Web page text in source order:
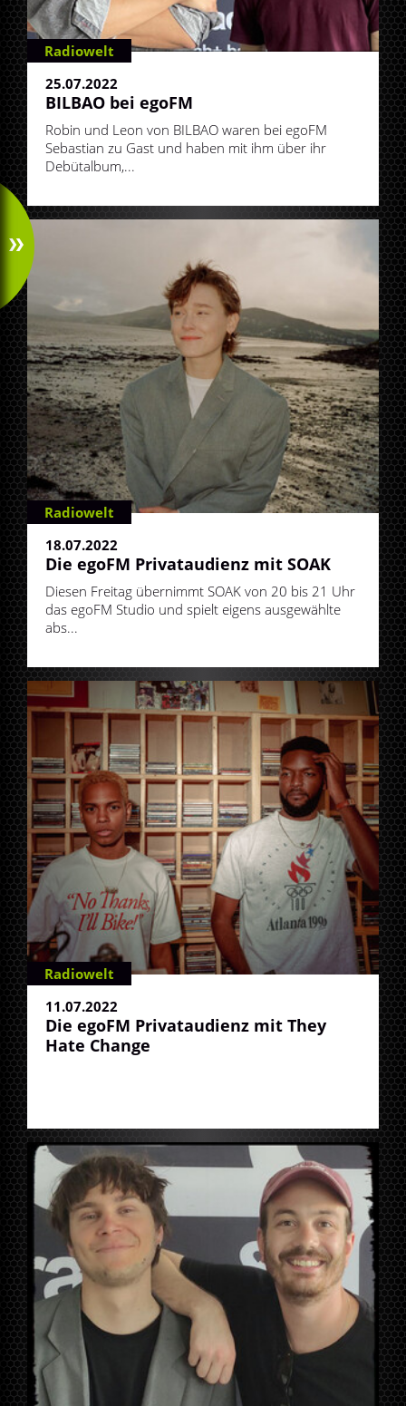
Radiowelt
25.07.2022
BILBAO bei egoFM
Robin und Leon von BILBAO waren bei egoFM
Sebastian zu Gast und haben mit ihm über ihr
Debütalbum,...
Radiowelt
18.07.2022
Die egoFM Privataudienz mit SOAK
Diesen Freitag übernimmt SOAK von 20 bis 21 Uhr
das egoFM Studio und spielt eigens ausgewählte
abs...
Radiowelt
11.07.2022
Die egoFM Privataudienz mit They
Hate Change